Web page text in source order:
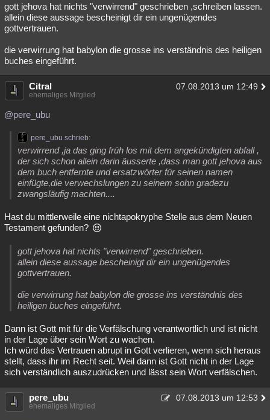
gott jehova hat nichts "verwirrend" geschrieben ,schreiben lassen.
allein diese aussage bescheinigt dir ein ungenügendes
gottvertrauen.
die verwirrung hat babylon die grosse ins verständnis des heiligen
buches eingeführt.
Citral 07.08.2013 um 12:49
ehemaliges Mitglied
@pere_ubu
pere_ubu schrieb:
verwirrend ,ja das ging früh los mit dem angekündigten abfall ,
der sich schon allein darin äusserte ,dass man gott jehova aus
dem buch entfernte und ersatzwörter für seinen namen
einfügte,die verwechslungen zu seinem sohn gradezu
zwangsläufig machten....
Hast du mittlerweile eine nichtapokryphe Stelle aus dem Neuen
Testament gefunden?
gott jehova hat nichts "verwirrend" geschrieben.
allein diese aussage bescheinigt dir ein ungenügendes
gottvertrauen.
die verwirrung hat babylon die grosse ins verständnis des
heiligen buches eingeführt.
Dann ist Gott mit für die Verfälschung verantwortlich und ist nicht
in der Lage über sein Wort zu wachen.
Ich würd das Vertrauen abrupt in Gott verlieren, wenn sich heraus
stellt, dass ihr im Recht seit. Weil dann ist Gott nicht in der Lage
sich verständlich auszudrücken und lässt sein Wort verfälschen.
pere_ubu 07.08.2013 um 12:53
ehemaliges Mitglied